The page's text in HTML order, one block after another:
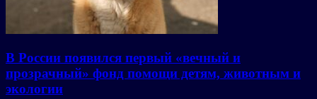
В России появился первый «вечный и
прозрачный» фонд помощи детям, животным и
экологии